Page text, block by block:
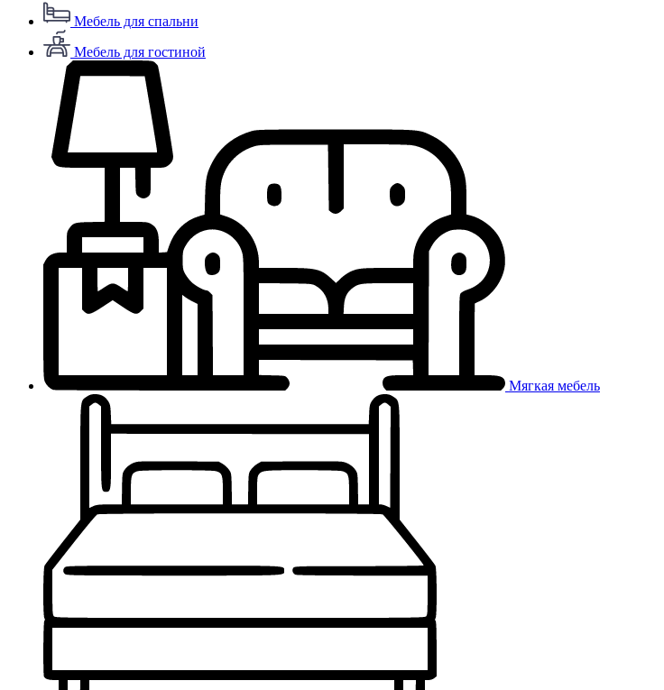
Мебель для спальни
Мебель для гостиной
Мягкая мебель